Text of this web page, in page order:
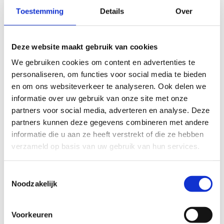
Toestemming Details Over
Deze website maakt gebruik van cookies
We gebruiken cookies om content en advertenties te
personaliseren, om functies voor social media te bieden
en om ons websiteverkeer te analyseren. Ook delen we
informatie over uw gebruik van onze site met onze
partners voor social media, adverteren en analyse. Deze
partners kunnen deze gegevens combineren met andere
informatie die u aan ze heeft verstrekt of die ze hebben
verzameld op basis van uw gebruik van hun services.
Noodzakelijk
Voorkeuren
Barbara de Koning (foto) eindigde in de Europe Triathlon
Cup in Alhandra als tweede in de race voor elitevrouwen.
Robin Dreyling finishte op de vierde plaats net buiten
het podium. Silke de Wolde, Maaike Vooren en Marit van
Victor Goené legde in de mannenrace beslag op de 39e